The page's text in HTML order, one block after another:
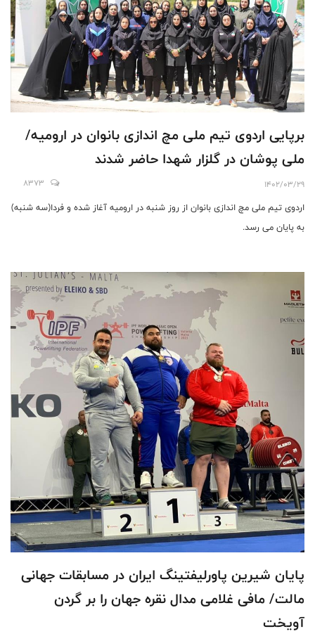
برپایی اردوی تیم ملی مچ اندازی بانوان در ارومیه/
ملی پوشان در گلزار شهدا حاضر شدند
1402/03/29
8373
اردوی تیم ملی مچ اندازی بانوان از روز شنبه در ارومیه آغاز شده و فردا(سه شنبه)
به پایان می رسد.
پایان شیرین پاورلیفتینگ ایران در مسابقات جهانی
مالت/ مافی غلامی مدال نقره جهان را بر گردن
آویخت